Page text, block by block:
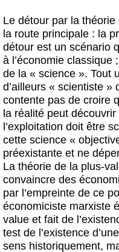
Le détour par la
la route principale : la
détour est un scénario
à l’économie classique
de la « science ». Tout
d’ailleurs « scientiste »
contente pas de croire
la réalité peut
l’exploitation doit être
cette science «
préexistante et ne
La théorie de la plus-
convaincre des
par l’empreinte de ce
économiciste marxiste
value et fait de
test de l’existence
sens historiquement,